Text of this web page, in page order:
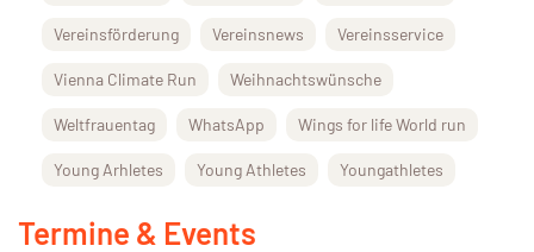
Vereinsförderung Vereinsnews Vereinsservice
Vienna Climate Run Weihnachtswünsche
Weltfrauentag WhatsApp Wings for life World run
Young Arhletes Young Athletes Youngathletes
Termine & Events